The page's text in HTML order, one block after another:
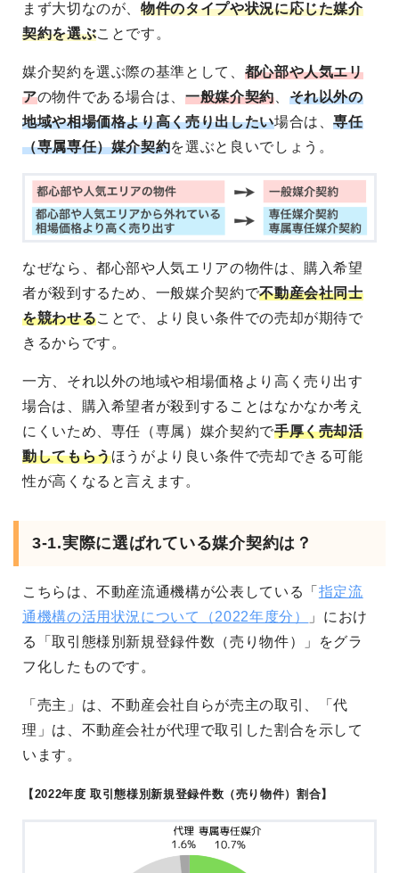
まず大切なのが、物件のタイプや状況に応じた媒介
契約を選ぶことです。
媒介契約を選ぶ際の基準として、 都心部や人気エリ
アの物件である場合は、一般媒介契約、 それ以外の
地域や相場価格より高く売り出したい場合は、専任
（専属専任）媒介契約を選ぶと良いでしょう。
なぜなら、都心部や人気エリアの物件は、購入希望
者が殺到するため、一般媒介契約で不動産会社同士
を競わせることで、より良い条件での売却が期待で
きるからです。
一方、それ以外の地域や相場価格より高く売り出す
場合は、購入希望者が殺到することはなかなか考え
にくいため、専任（専属）媒介契約で手厚く売却活
動してもらうほうがより良い条件で売却できる可能
性が高くなると言えます。
3-1.実際に選ばれている媒介契約は？
こちらは、不動産流通機構が公表している「 指定流
通機構の活用状況について（2022年度分）
」におけ
る「取引態様別新規登録件数（売り物件）」をグラ
フ化したものです。
「売主」は、不動産会社自らが売主の取引、「代
理」は、不動産会社が代理で取引した割合を示して
います。
【2022年度 取引態様別新規登録件数（売り物件）割合】